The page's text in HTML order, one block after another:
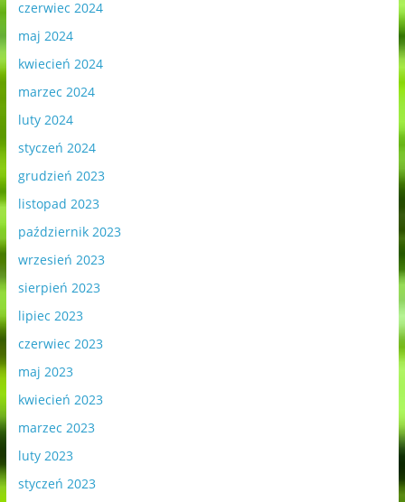
czerwiec 2024
maj 2024
kwiecień 2024
marzec 2024
luty 2024
styczeń 2024
grudzień 2023
listopad 2023
październik 2023
wrzesień 2023
sierpień 2023
lipiec 2023
czerwiec 2023
maj 2023
kwiecień 2023
marzec 2023
luty 2023
styczeń 2023